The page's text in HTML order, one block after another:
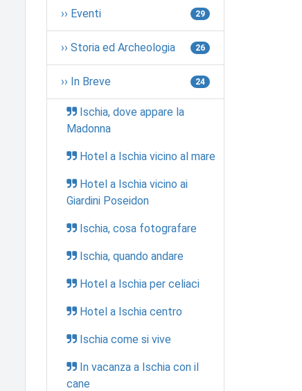
›› Eventi 29
›› Storia ed Archeologia 26
›› In Breve 24
Ischia, dove appare la
Madonna
Hotel a Ischia vicino al mare
Hotel a Ischia vicino ai
Giardini Poseidon
Ischia, cosa fotografare
Ischia, quando andare
Hotel a Ischia per celiaci
Hotel a Ischia centro
Ischia come si vive
In vacanza a Ischia con il
cane